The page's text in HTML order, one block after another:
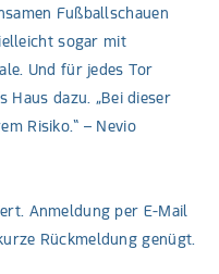
Fußballschauen
sogar mit
Und für jedes Tor
Haus dazu. „Bei dieser
Risiko.“ – Nevio
Anmeldung per E-Mail
Rückmeldung genügt.